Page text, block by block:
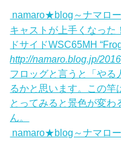
namaro★blog～ナマロ
キャストが上手くなった
ドサイドWSC65MH
http://namaro.blog.jp/
フロッグと言うと「やる
るかと思います。この竿
とってみると景色が変
ん。
namaro★blog～ナマロ